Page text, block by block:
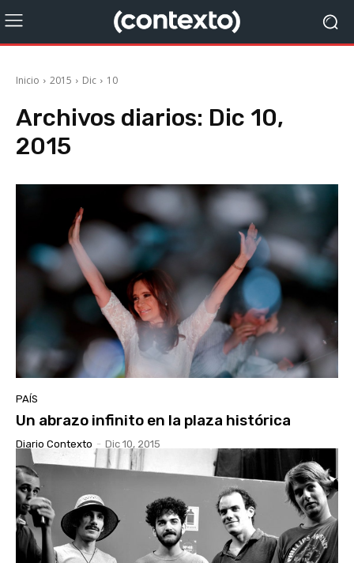
Inicio 2015 Dic 10
Archivos diarios: Dic 10,
2015
PAÍS
Un abrazo infinito en la plaza histórica
Diario Contexto - Dic 10, 2015